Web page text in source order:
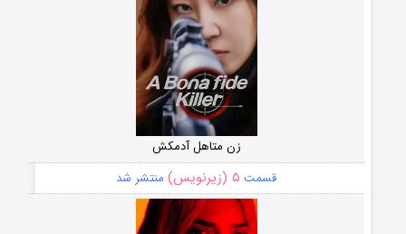
زن متاهل آدمکش
قسمت ۵ (زیرنویس) منتشر شد